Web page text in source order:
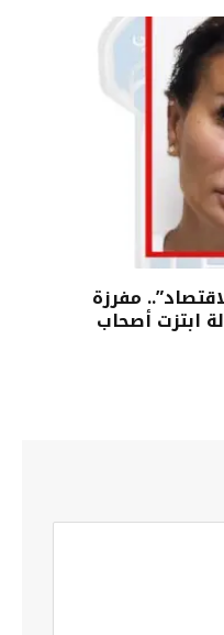
مفرزة
ابتزت أصحاب